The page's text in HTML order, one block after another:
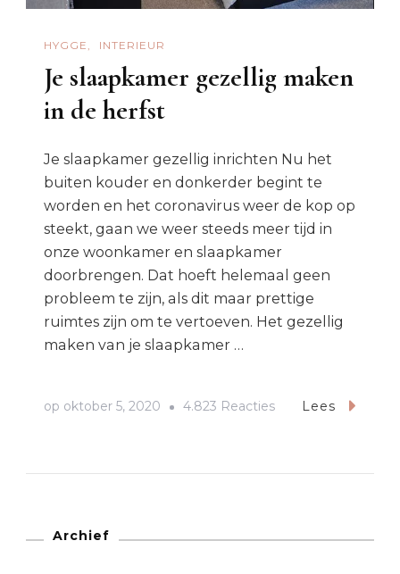
HYGGE INTERIEUR
Je slaapkamer gezellig maken
in de herfst
Je slaapkamer gezellig inrichten Nu het
buiten kouder en donkerder begint te
worden en het coronavirus weer de kop op
steekt, gaan we weer steeds meer tijd in
onze woonkamer en slaapkamer
doorbrengen. Dat hoeft helemaal geen
probleem te zijn, als dit maar prettige
ruimtes zijn om te vertoeven. Het gezellig
maken van je slaapkamer …
op oktober 5, 2020 4.823 Reactiesop
Lees
Archief